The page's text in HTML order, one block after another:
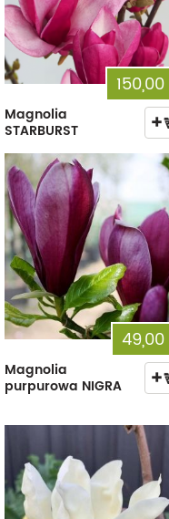
150,00
Magnolia
STARBURST
49,00
Magnolia
purpurowa NIGRA